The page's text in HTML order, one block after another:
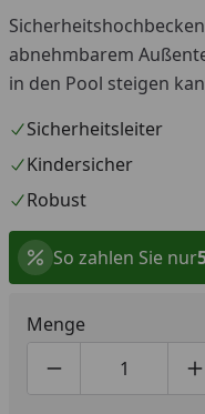
abnehmbarem
in den Pool steigen
Sicherheitsleiter
Kindersicher
Robust
So zahlen Sie nur
Menge
Produktmenge